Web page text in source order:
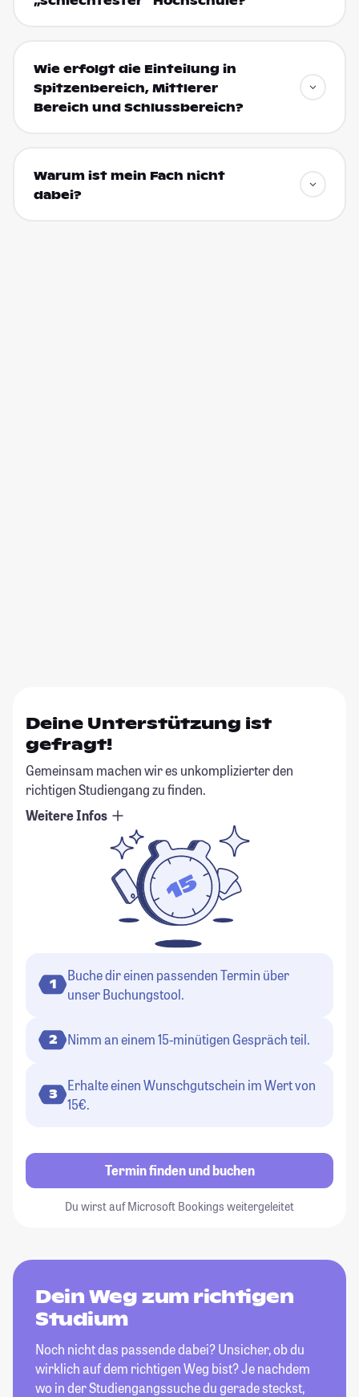
Wie erfolgt die Einteilung in
Spitzenbereich, Mittlerer
Bereich und Schlussbereich?
Warum ist mein Fach nicht
dabei?
Deine Unterstützung ist
gefragt!
Gemeinsam machen wir es unkomplizierter den
richtigen Studiengang zu finden.
Weitere Infos
1
Buche dir einen passenden Termin über
unser Buchungstool.
2 Nimm an einem 15-minütigen Gespräch teil.
3
Erhalte einen Wunschgutschein im Wert von
15€.
Termin finden und buchen
Du wirst auf Microsoft Bookings weitergeleitet
Dein Weg zum richtigen
Studium
Noch nicht das passende dabei? Unsicher, ob du
wirklich auf dem richtigen Weg bist? Je nachdem
wo in der Studiengangssuche du gerade steckst,